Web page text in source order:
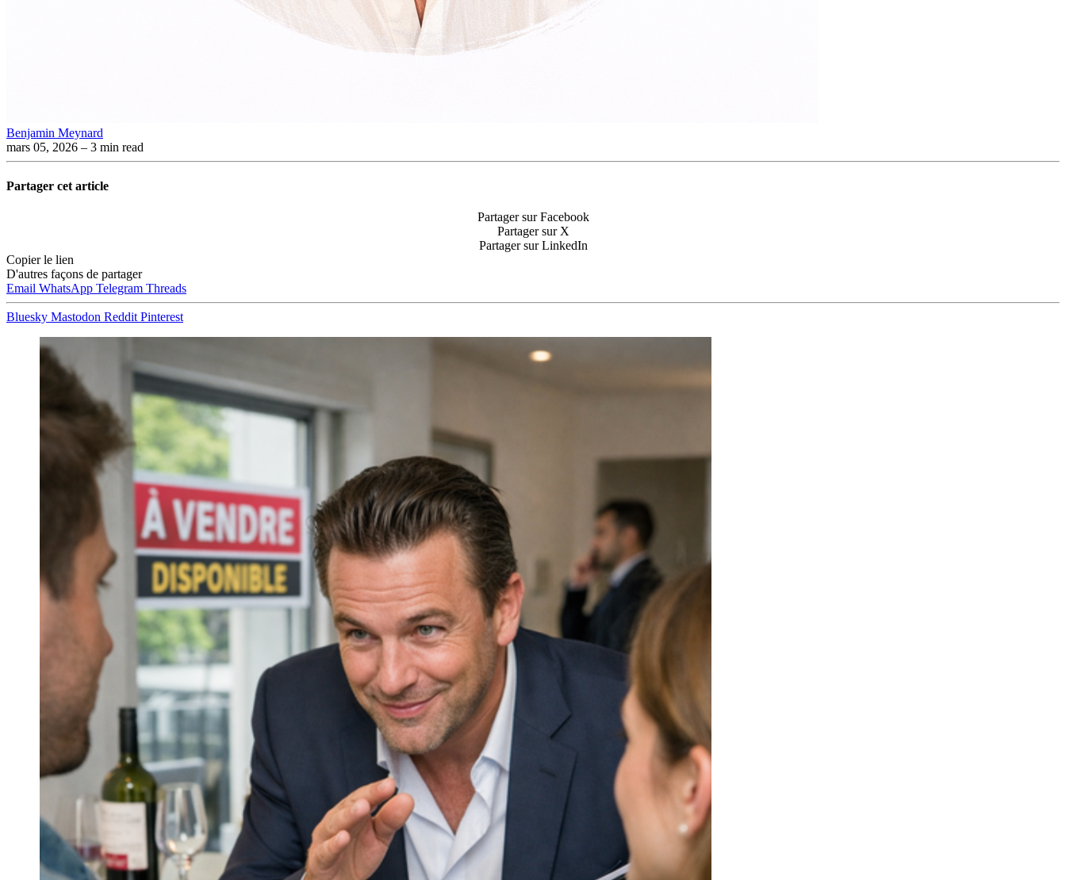
Benjamin Meynard
mars 05, 2026 – 3 min read
Partager cet article
Partager sur Facebook
Partager sur X
Partager sur LinkedIn
Copier le lien
D'autres façons de partager
Email WhatsApp Telegram Threads
Bluesky Mastodon Reddit Pinterest